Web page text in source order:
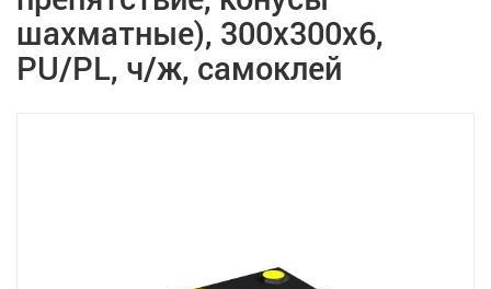
шахматные), 300x300x6,
PU/PL, ч/ж, самоклей